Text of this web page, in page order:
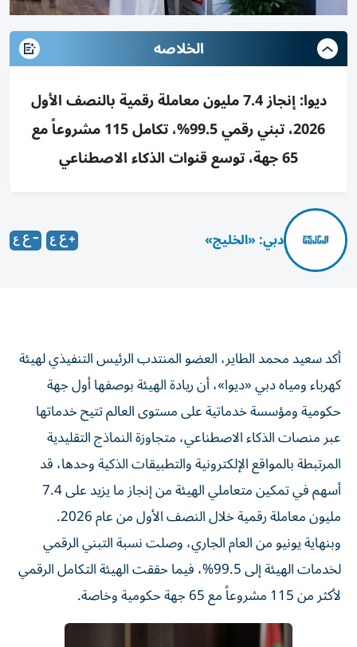
الخلاصه
ديوا: إنجاز 7.4 مليون معاملة رقمية بالنصف الأول
2026، تبني رقمي 99.5%، تكامل 115 مشروعاً مع
65 جهة، توسع قنوات الذكاء الاصطناعي
دبي: «الخليج»
أكد سعيد محمد الطاير، العضو المنتدب الرئيس التنفيذي لهيئة
كهرباء ومياه دبي «ديوا»، أن ريادة الهيئة بوصفها أول جهة
حكومية ومؤسسة خدماتية على مستوى العالم تتيح خدماتها
عبر منصات الذكاء الاصطناعي، متجاوزة النماذج التقليدية
المرتبطة بالمواقع الإلكترونية والتطبيقات الذكية وحدها، قد
أسهم في تمكين متعاملي الهيئة من إنجاز ما يزيد على 7.4
مليون معاملة رقمية خلال النصف الأول من عام 2026.
وبنهاية يونيو من العام الجاري، وصلت نسبة التبني الرقمي
لخدمات الهيئة إلى 99.5%، فيما حققت الهيئة التكامل الرقمي
لأكثر من 115 مشروعاً مع 65 جهة حكومية وخاصة.